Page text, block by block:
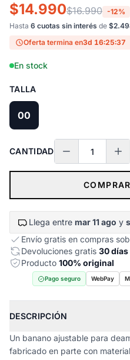
$14.990$16.990 -12%
Hasta 6 cuotas sin interés de
Oferta termina en3d 16:25:37
En stock
TALLA
00
CANTIDAD
Llega entre mar 11 ago y
Envío gratis en compras
Devoluciones gratis 30 días
Producto 100% original
Pago seguro WebPay
DESCRIPCIÓN
Un banano ajustable para
fabricado en parte con